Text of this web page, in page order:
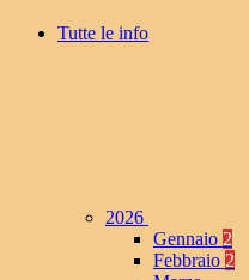
Tutte le info
2026
Gennaio 2
Febbraio 2